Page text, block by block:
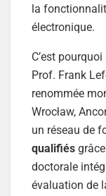
la
électronique.
C’est pourquoi
Prof. Frank
renommée
Wrocław,
un réseau de
qualifiés
doctorale
évaluation de